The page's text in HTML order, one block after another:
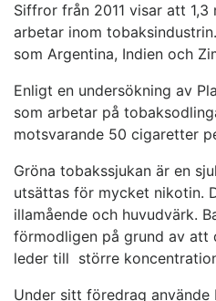
Siffror från 2011 visar att
arbetar inom
som Argentina, Indien och
Enligt en undersökning av
som arbetar på
motsvarande 50 cigaretter
Gröna tobakssjukan är en
utsättas för mycket nikotin.
illamående och huvudvärk.
förmodligen på grund av att
leder till större
Under sitt föredrag använde